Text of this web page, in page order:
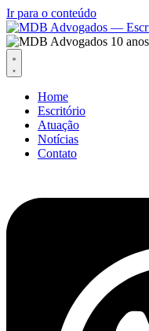
Ir para o conteúdo
Home
Escritório
Atuação
Notícias
Contato